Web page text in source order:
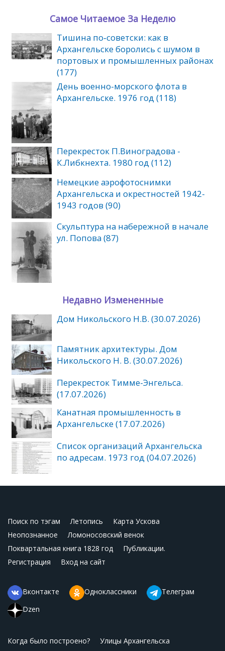
Самое Читаемое За Неделю
Тишина по‑советски: как в
Архангельске боролись с шумом в
портовых и промышленных районах
(177)
День военно-морского флота в
Архангельске. 1976 год (118)
Перекресток П.Виноградова -
К.Либкнехта. 1980 год (112)
Немецкие аэрофотоснимки
Архангельска и окрестностей 1942-
1943 годов (90)
Скульптура на набережной в начале
ул. Попова (87)
Недавно Измененные
Дом Никольского Н.В. (30.07.2026)
Памятник архитектуры. Дом
Никольского Н. В. (30.07.2026)
Перекресток Тимме-Энгельса.
(17.07.2026)
Канатная промышленность в
Архангельске (17.07.2026)
Список организаций Архангельска
по адресам. 1973 год (04.07.2026)
Поиск по тэгам Летопись
Карта Ускова
Неопознанное
Ломоносовский венок
Поквартальная книга 1828 год
Публикации.
Регистрация
Вход на сайт
Вконтакте Одноклассники
Телеграм
Dzen
Когда было построено?
Улицы Архангельска